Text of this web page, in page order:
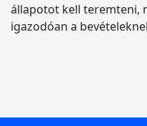
állapotot kell teremteni,
igazodóan a